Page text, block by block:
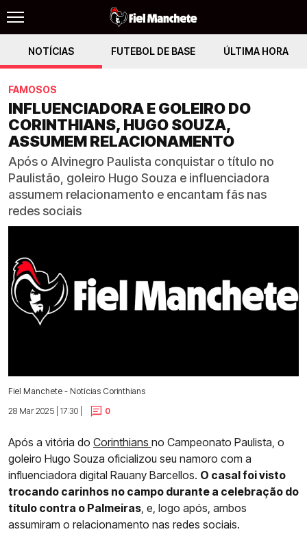
NOTÍCIAS FUTEBOL DE BASE ÚLTIMA HORA
FAMOSOS
INFLUENCIADORA E GOLEIRO DO
CORINTHIANS, HUGO SOUZA,
ASSUMEM RELACIONAMENTO
Após o Alvinegro Paulista conquistar o título no
Paulistão, goleiro Hugo Souza e influenciadora
assumem relacionamento e encantam fãs nas
redes sociais
Fiel Manchete - Notícias Corinthians
28 Mar 2025 | 17:30 |
0
Após a vitória do Corinthians no Campeonato Paulista, o
goleiro Hugo Souza oficializou seu namoro com a
influenciadora digital Rauany Barcellos. O casal foi visto
trocando carinhos no campo durante a celebração do
título contra o Palmeiras, e, logo após, ambos
assumiram o relacionamento nas redes sociais.